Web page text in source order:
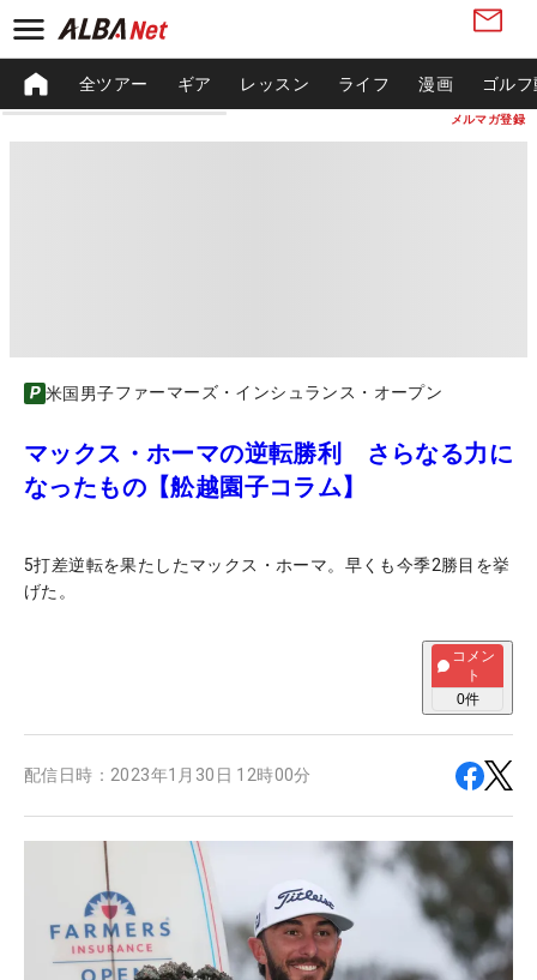
メルマガ登録
全ツアー ギア レッスン ライフ 漫画 ゴル
米国男子ファーマーズ・インシュランス・オープン
マックス・ホーマの逆転勝利 さらなる力に
なったもの【舩越園子コラム】
5打差逆転を果たしたマックス・ホーマ。早くも今季2勝目を挙
げた。
コメン
ト
0件
配信日時： 2023年1月30日 12時00分